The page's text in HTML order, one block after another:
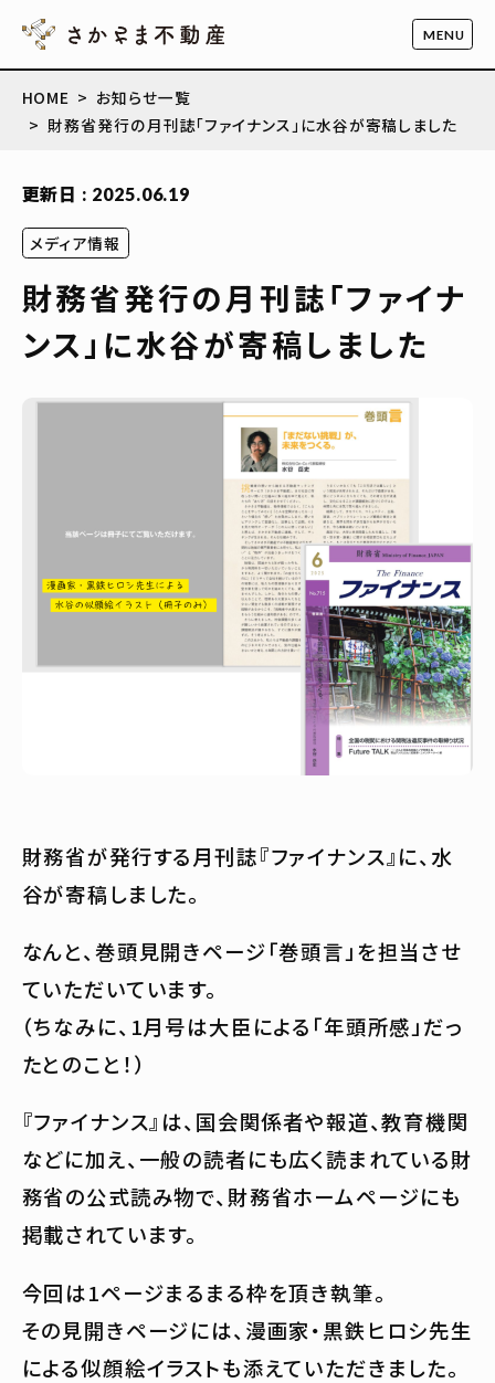
HOME
お知らせ一覧
財務省発行の月刊誌「ファイナンス」に水谷が寄稿しました
更新日 : 2025.06.19
メディア情報
財務省発行の月刊誌「ファイナ
ンス」に水谷が寄稿しました
財務省が発行する月刊誌『ファイナンス』に、水
谷が寄稿しました。
なんと、巻頭見開きページ「巻頭言」を担当させ
ていただいています。
（ちなみに、1月号は大臣による「年頭所感」だっ
たとのこと！）
『ファイナンス』は、国会関係者や報道、教育機関
などに加え、一般の読者にも広く読まれている財
務省の公式読み物で、財務省ホームページにも
掲載されています。
今回は1ページまるまる枠を頂き執筆。
その見開きページには、漫画家・黒鉄ヒロシ先生
による似顔絵イラストも添えていただきました。